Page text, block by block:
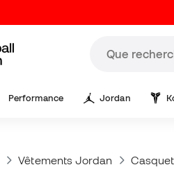
Performance Jordan
Vêtements Jordan